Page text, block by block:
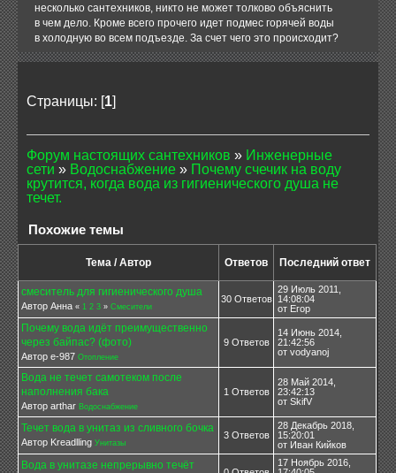
несколько сантехников, никто не может толково объяснить
в чем дело. Кроме всего прочего идет подмес горячей воды
в холодную во всем подъезде. За счет чего это происходит?
Страницы: [1]
Форум настоящих сантехников » Инженерные
сети » Водоснабжение » Почему счечик на воду
крутится, когда вода из гигиенического душа не
течет.
Похожие темы
Тема / Автор Ответов Последний ответ
смеситель для гигиенического душа
Автор Анна « 1 2 3 » Смесители
30 Ответов
29 Июль 2011,
14:08:04
от Егор
Почему вода идёт преимущественно
через байпас? (фото)
Автор e-987 Отопление
9 Ответов
14 Июнь 2014,
21:42:56
от vodyanoj
Вода не течет самотеком после
наполнения бака
Автор arthar Водоснабжение
1 Ответов
28 Май 2014,
23:42:13
от SkifV
Течет вода в унитаз из сливного бочка
Автор Kreadlling Унитазы
3 Ответов
28 Декабрь 2018,
15:20:01
от Иван Кийков
Вода в унитазе непрерывно течёт
17 Ноябрь 2016,